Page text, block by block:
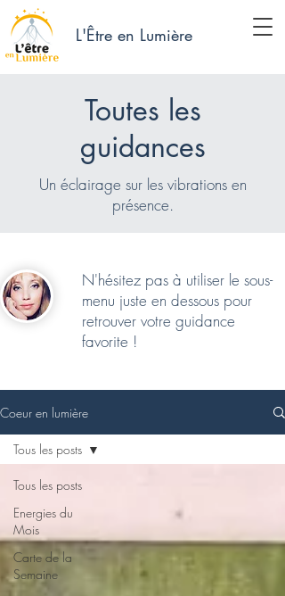
L'Être en Lumière
Toutes les
guidances
Un éclairage sur les vibrations en
présence.
N'hésitez pas à utiliser le sous-
menu juste en dessous pour
retrouver votre guidance
favorite !
Coeur en lumière
Tous les posts
Energies du
Mois
Carte de la
Semaine
Tous les posts